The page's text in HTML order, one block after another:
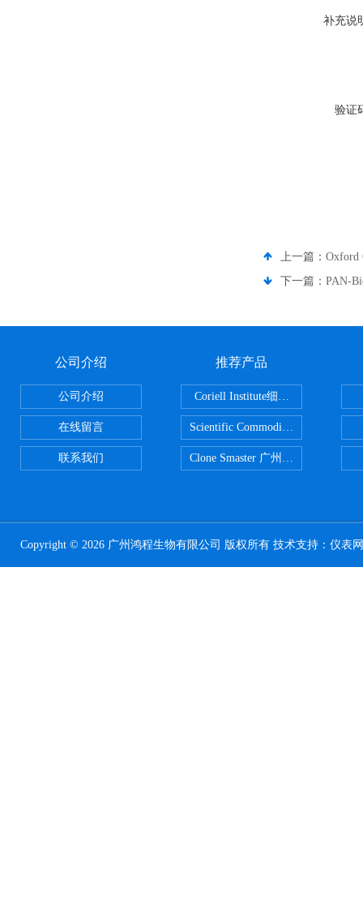
补充说
验证
上一篇： Oxford
下一篇： PAN-
公司介绍
公司介绍
在线留言
联系我们
推荐产品
Scientific CommoditiesPE管 广州
Clone Smaster 广州鸿程代理
Copyright © 2026 广州鸿程生物有限公司 版权所有 技术支持： 仪表网